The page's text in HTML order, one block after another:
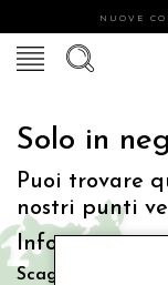
NUOVE
Solo in
Puoi trovare
nostri punti
Info contatti
Scaglione Bimbi